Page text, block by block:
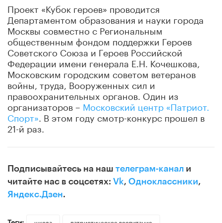
Проект «Кубок героев» проводится
Департаментом образования и науки города
Москвы совместно с Региональным
общественным фондом поддержки Героев
Советского Союза и Героев Российской
Федерации имени генерала Е.Н. Кочешкова,
Московским городским советом ветеранов
войны, труда, Вооруженных сил и
правоохранительных органов. Один из
организаторов – Московский центр «Патриот.
Спорт» . В этом году смотр-конкурс прошел в
21-й раз.
Подписывайтесь на наш телеграм-канал и
читайте нас в соцсетях: Vk, Одноклассники,
Яндекс.Дзен.